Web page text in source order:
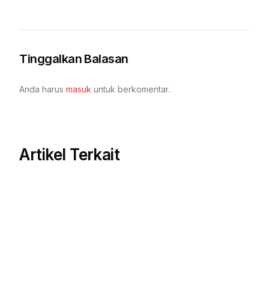
Tinggalkan Balasan
Anda harusmasuk untuk berkomentar.
Artikel Terkait